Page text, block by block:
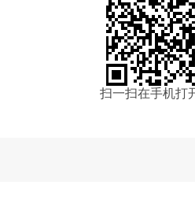
扫一扫在手机打